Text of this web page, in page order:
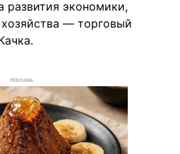
развития экономики,
— торговый
РЕКЛАМА